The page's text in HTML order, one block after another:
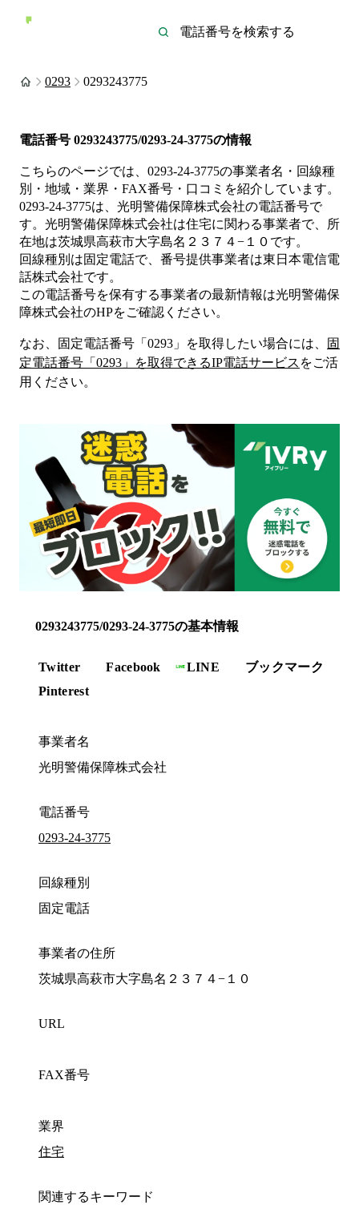
0293 0293243775
電話番号 0293243775/0293-24-3775の情報
こちらのページでは、 0293-24-3775の事業者名・回線種
別・地域・業界・FAX番号・口コミを紹介しています。
0293-24-3775は、 光明警備保障株式会社の電話番号で
す。 光明警備保障株式会社は住宅に関わる事業者で、所
在地は茨城県高萩市大字島名２３７４−１０ です。
回線種別は固定電話で、番号提供事業者は東日本電信電
話株式会社です。
この電話番号を保有する事業者の最新情報は光明警備保
障株式会社のHPをご確認ください。
なお、固定電話番号「 0293 」を取得したい場合には、
固
定電話番号「 0293 」を取得できるIP電話サービス をご活
用ください。
0293243775/0293-24-3775の基本情報
Twitter Facebook LINE
ブックマーク
Pinterest
事業者名
光明警備保障株式会社
電話番号
0293-24-3775
回線種別
固定電話
事業者の住所
茨城県高萩市大字島名２３７４−１０
URL
FAX番号
業界
住宅
関連するキーワード